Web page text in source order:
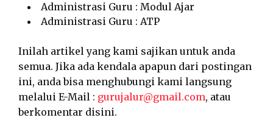
Administrasi Guru : Modul Ajar
Administrasi Guru : ATP
Inilah artikel yang kami sajikan untuk anda
semua. Jika ada kendala apapun dari postingan
ini, anda bisa menghubungi kami langsung
melalui E-Mail : gurujalur@gmail.com, atau
berkomentar disini.